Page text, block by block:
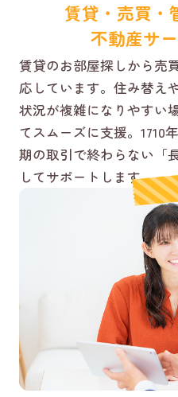
賃貸・売買・
不動産サ
賃貸のお部屋探しから売
応しています。住み替え
状況が複雑になりやすい
てスムーズに支援。1710
期の取引で終わらない「
してサポートします。